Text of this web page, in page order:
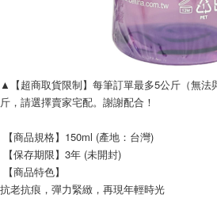
▲【超商取貨限制】每筆訂單最多5公斤（無法
斤，請選擇賣家宅配。謝謝配合！
【商品規格】150ml (產地：台灣)
【保存期限】3年 (未開封)
【商品特色】
抗老抗痕，彈力緊緻，再現年輕時光